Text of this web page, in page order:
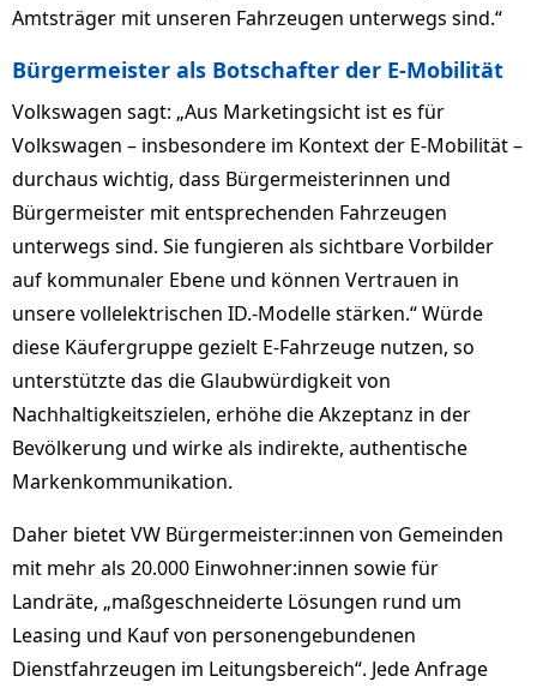
Amtsträger mit unseren Fahrzeugen unterwegs sind.“
Bürgermeister als Botschafter der E-Mobilität
Volkswagen sagt: „Aus Marketingsicht ist es für
Volkswagen – ins­beson­dere im Kontext der E-Mobilität –
durchaus wichtig, dass Bürgermeisterinnen und
Bürgermeister mit entsprechenden Fahrzeugen
unterwegs sind. Sie fungieren als sichtbare Vorbilder
auf kommunaler Ebene und können Vertrauen in
unsere vollelektrischen ID.-Modelle stärken.“ Würde
diese Käufergruppe gezielt E-Fahrzeuge nutzen, so
unterstützte das die Glaubwürdigkeit von
Nachhaltigkeitszielen, erhöhe die Akzeptanz in der
Bevölkerung und wirke als indirekte, authentische
Markenkommunikation.
Daher bietet VW Bürgermeis­ter:in­nen von Gemeinden
mit mehr als 20.000 Einwohner:innen sowie für
Landräte, „maßgeschneiderte Lösungen rund um
Leasing und Kauf von personengebundenen
Dienstfahrzeugen im Leitungsbereich“. Jede Anfrage